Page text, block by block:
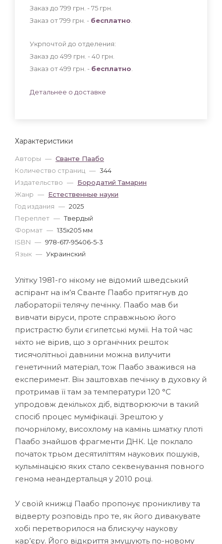
Характеристики
Авторы — Сванте Паабо
Количество страниц — 344
Издательство — Бородатий Тамарин
Жанр — Естественные науки
Год издания — 2025
Переплет — Твердый
Формат — 135x205 мм
ISBN — 978-617-95406-5-3
Язык — Украинский
Заказ до 799 грн. - 75 грн
Заказ от 799 грн. - бесплатно
Укрпочтой до отделения:
Заказ до 499 грн. - 40 грн
Заказ от 499 грн. - бесплатно
Детальнее о доставке
Улітку 1981-го нікому не відомий шведський
аспірант на ім’я Сванте Паабо притягнув до
лабораторії телячу печінку. Паабо мав би
вивчати віруси, проте справжньою його
пристрастю були єгипетські мумії. На той час
ніхто не вірив, що з органічних решток
тисячолітньої давнини можна вилучити
генетичний матеріал, тож Паабо зважився на
експеримент. Він заштовхав печінку в духовку й
протримав її там за температури 120 °C
упродовж декількох діб, відтворюючи в такий
спосіб процес муміфікації. Зрештою у
почорнілому, висохлому на камінь шматку плоті
Паабо знайшов фрагменти ДНК. Це поклало
початок трьом десятиліттям наукових пошуків,
кульмінацією яких стало секвенування повного
генома неандертальця у 2010 році.
У своїй книжці Паабо пропонує проникливу та
відверту розповідь про те, як його дивакувате
хобі перетворилося на блискучу наукову
кар’єру. Його відкриття змушують по-новому